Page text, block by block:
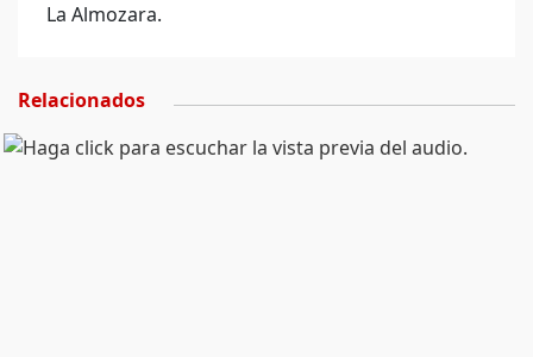
La Almozara.
Relacionados